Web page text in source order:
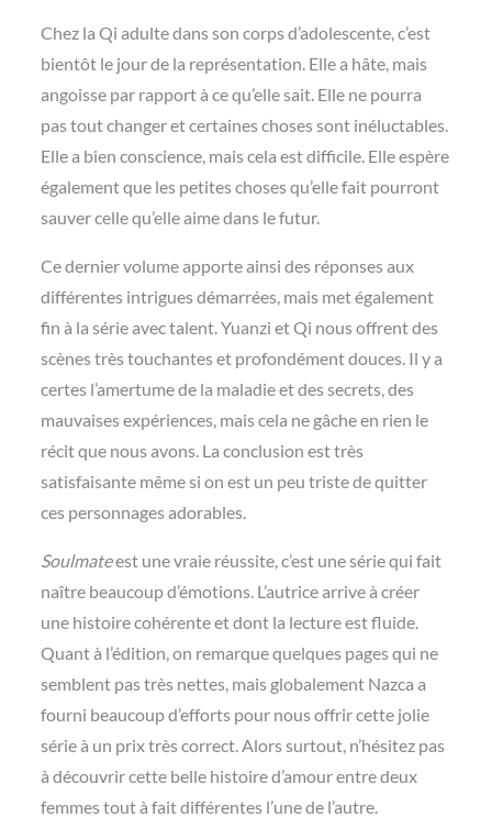
Chez la Qi adulte dans son corps d’adolescente, c’est
bientôt le jour de la représentation. Elle a hâte, mais
angoisse par rapport à ce qu’elle sait. Elle ne pourra
pas tout changer et certaines choses sont inéluctables.
Elle a bien conscience, mais cela est difficile. Elle espère
également que les petites choses qu’elle fait pourront
sauver celle qu’elle aime dans le futur.
Ce dernier volume apporte ainsi des réponses aux
différentes intrigues démarrées, mais met également
fin à la série avec talent. Yuanzi et Qi nous offrent des
scènes très touchantes et profondément douces. Il y a
certes l’amertume de la maladie et des secrets, des
mauvaises expériences, mais cela ne gâche en rien le
récit que nous avons. La conclusion est très
satisfaisante même si on est un peu triste de quitter
ces personnages adorables.
Soulmateest une vraie réussite, c’est une série qui fait
naître beaucoup d’émotions. L’autrice arrive à créer
une histoire cohérente et dont la lecture est fluide.
Quant à l’édition, on remarque quelques pages qui ne
semblent pas très nettes, mais globalement Nazca a
fourni beaucoup d’efforts pour nous offrir cette jolie
série à un prix très correct. Alors surtout, n’hésitez pas
à découvrir cette belle histoire d’amour entre deux
femmes tout à fait différentes l’une de l’autre.